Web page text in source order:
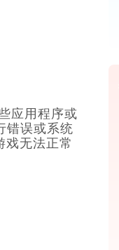
应用程序或
错误或系统
戏无法正常